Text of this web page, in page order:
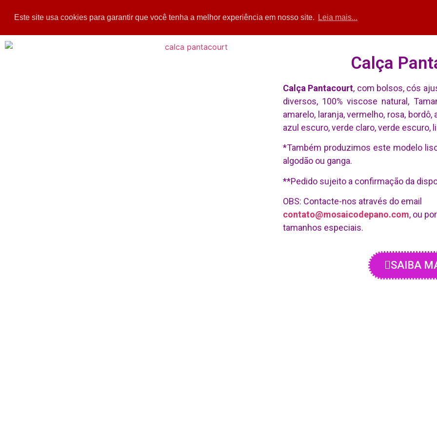
Este site usa cookies para garantir que você tenha a melhor experiência em nosso site. Leia mais...
Home Acessórios Blusas
Calça
Calça Pantacourt, com bolsos, cós
diversos, 100% viscose natural,
amarelo, laranja, vermelho, rosa,
azul escuro, verde claro, verde escuro,
*Também produzimos este modelo
algodão ou ganga.
**Pedido sujeito a confirmação da
OBS: Contacte-nos através do email
contato@mosaicodepano.com, ou
tamanhos especiais.
SAIBA